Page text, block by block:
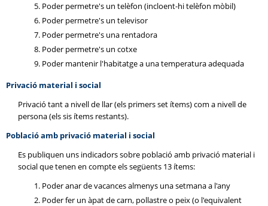
Poder permetre's un telèfon (incloent-hi telèfon mòbil)
Poder permetre's un televisor
Poder permetre's una rentadora
Poder permetre's un cotxe
Poder mantenir l'habitatge a una temperatura adequada
Privació material i social
Privació tant a nivell de llar (els primers set ítems) com a nivell de
persona (els sis ítems restants).
Població amb privació material i social
Es publiquen uns indicadors sobre població amb privació material i
social que tenen en compte els següents 13 ítems:
Poder anar de vacances almenys una setmana a l'any
Poder fer un àpat de carn, pollastre o peix (o l'equivalent